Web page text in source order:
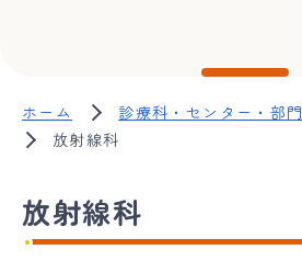
ホーム 診療科・センター・部門
放射線科
放射線科